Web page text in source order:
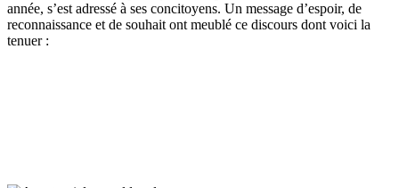
année, s’est adressé à ses concitoyens. Un message d’espoir, de
reconnaissance et de souhait ont meublé ce discours dont voici la
tenuer :